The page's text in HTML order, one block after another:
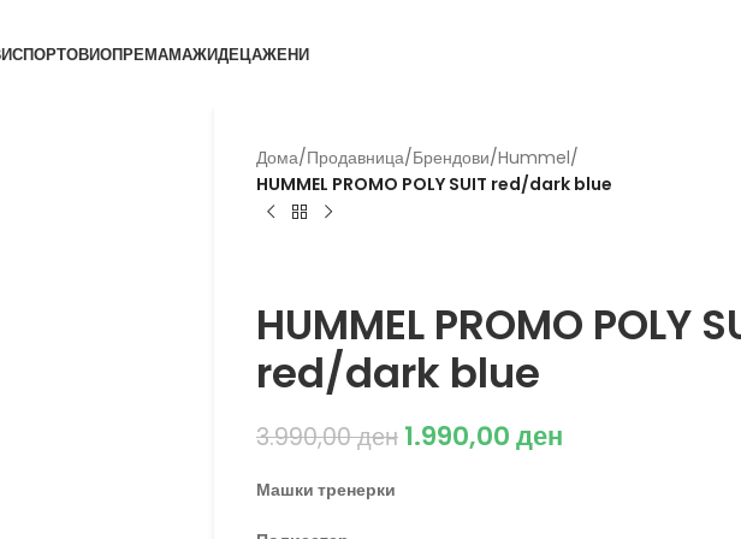
СПОРТОВИОПРЕМАМАЖИДЕЦАЖЕНИ
Дома/Продавница/Брендови/Hummel/
HUMMEL PROMO POLY SUIT red/dark blue
HUMMEL PROMO POLY
red/dark blue
3.990,00ден 1.990,00ден
Машки тренерки